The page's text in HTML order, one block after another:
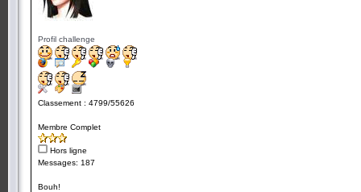
Profil challenge
Classement : 4799/55626
Membre Complet
Hors ligne
Messages: 187
Bouh!